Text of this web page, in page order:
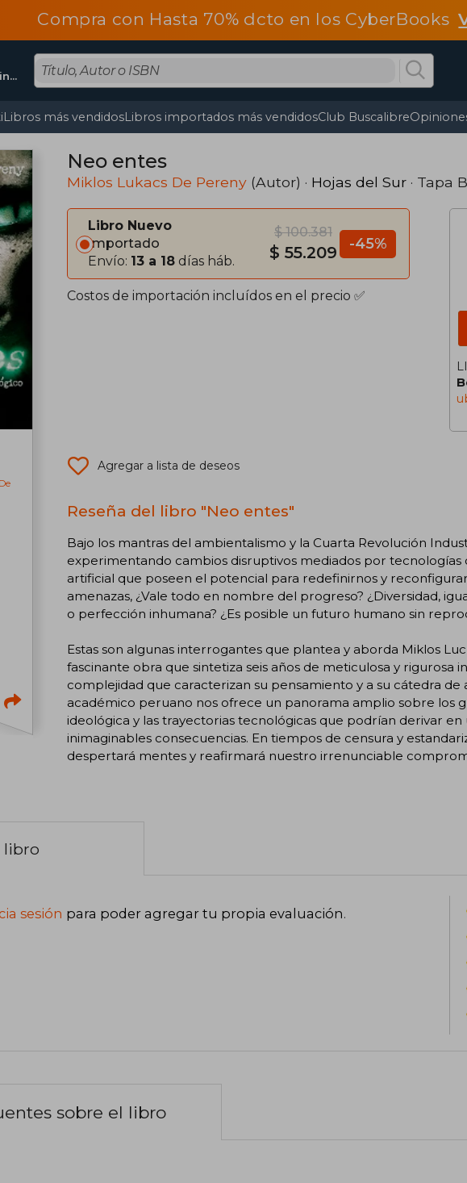
Compra con Hasta 70% dcto en los CyberBooks
Bogota, Cundinamarca
Libros más vendidosLibros importados más vendidosClub Buscalibre
Neo entes
Miklos Lukacs De Pereny (Autor) · Hojas del Sur · Tapa
Libro Nuevo
Importado
Envío: 13 a 18 días háb.
$ 100.381
$ 55.209 -45%
Costos de importación incluídos en el precio ✅
Agregar a lista de deseos
Reseña del libro "Neo entes"
Bajo los mantras del ambientalismo y la Cuarta Revolución
experimentando cambios disruptivos mediados por tecnologías
artificial que poseen el potencial para redefinirnos y
amenazas, ¿Vale todo en nombre del progreso? ¿Diversidad,
o perfección inhumana? ¿Es posible un futuro humano sin
Estas son algunas interrogantes que plantea y aborda Miklos
fascinante obra que sintetiza seis años de meticulosa y rigurosa
complejidad que caracterizan su pensamiento y a su cátedra
académico peruano nos ofrece un panorama amplio sobre los
ideológica y las trayectorias tecnológicas que podrían derivar
inimaginables consecuencias. En tiempos de censura y
despertará mentes y reafirmará nuestro irrenunciable
libro
sesión para poder agregar tu propia evaluación.
sobre el libro